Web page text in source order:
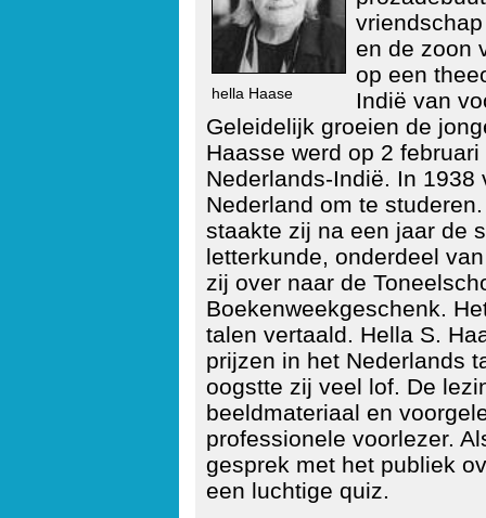
hella Haase
en de zoon
op een
Indië van
Geleidelijk groeien de
Haasse werd op 2
Nederlands-Indië. In
Nederland om te
staakte zij na een jaar de
letterkunde, onderdeel
zij over naar de
Boekenweekgeschenk.
talen vertaald. Hella S.
prijzen in het Nederlands
oogstte zij veel lof. De
beeldmateriaal en
professionele voorlezer.
gesprek met het publiek
een luchtige quiz.